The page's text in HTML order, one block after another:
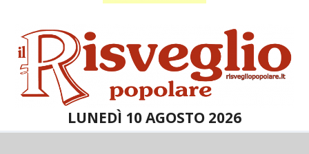
LUNEDÌ 10 AGOSTO 2026